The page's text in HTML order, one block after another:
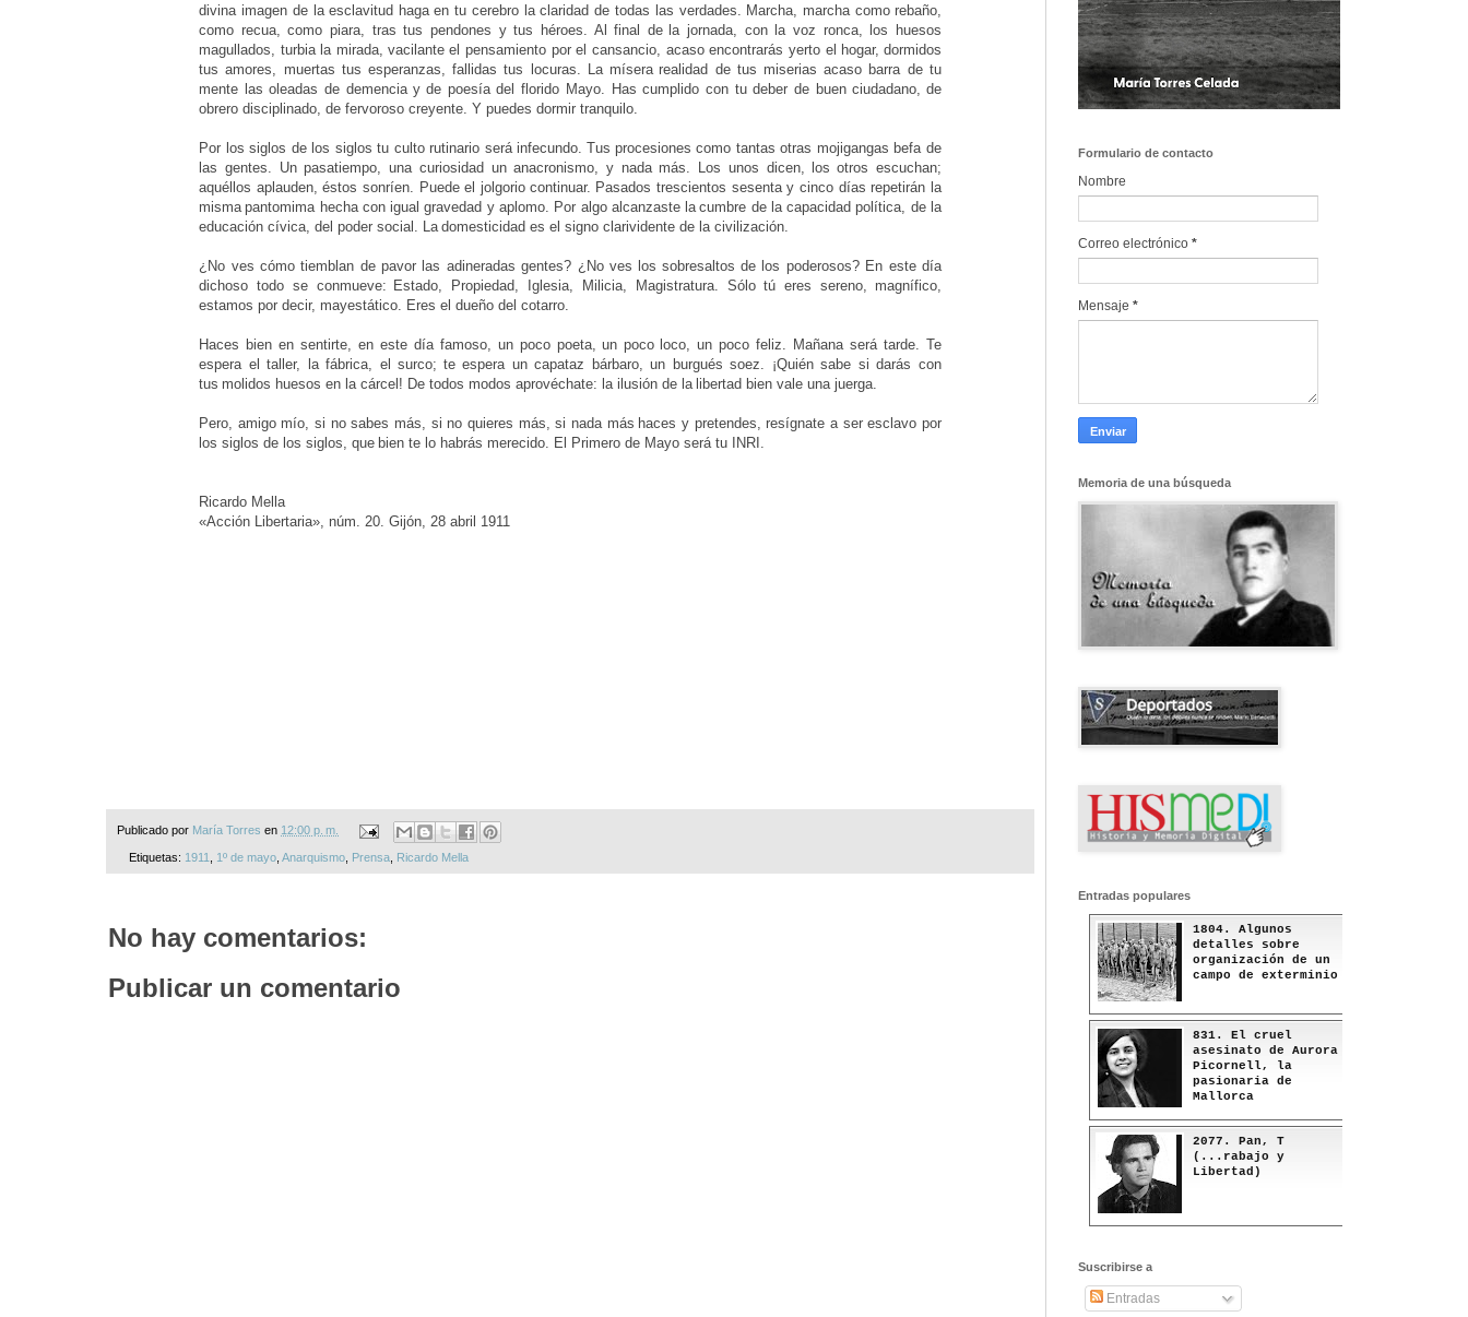
divina imagen de la esclavitud haga en tu cerebro la claridad de todas las verdades. Marcha, marcha como rebaño,
como recua, como piara, tras tus pendones y tus héroes. Al final de la jornada, con la voz ronca, los huesos
magullados, turbia la mirada, vacilante el pensamiento por el cansancio, acaso encontrarás yerto el hogar, dormidos
tus amores, muertas tus esperanzas, fallidas tus locuras. La mísera realidad de tus miserias acaso barra de tu
mente las oleadas de demencia y de poesía del florido Mayo. Has cumplido con tu deber de buen ciudadano, de
obrero disciplinado, de fervoroso creyente. Y puedes dormir tranquilo.
Por los siglos de los siglos tu culto rutinario será infecundo. Tus procesiones como tantas otras mojigangas befa de
las gentes. Un pasatiempo, una curiosidad un anacronismo, y nada más. Los unos dicen, los otros escuchan;
aquéllos aplauden, éstos sonríen. Puede el jolgorio continuar. Pasados trescientos sesenta y cinco días repetirán la
misma pantomima hecha con igual gravedad y aplomo. Por algo alcanzaste la cumbre de la capacidad política, de la
educación cívica, del poder social. La domesticidad es el signo clarividente de la civilización.
¿No ves cómo tiemblan de pavor las adineradas gentes? ¿No ves los sobresaltos de los poderosos? En este día
dichoso todo se conmueve: Estado, Propiedad, Iglesia, Milicia, Magistratura. Sólo tú eres sereno, magnífico,
estamos por decir, mayestático. Eres el dueño del cotarro.
Haces bien en sentirte, en este día famoso, un poco poeta, un poco loco, un poco feliz. Mañana será tarde. Te
espera el taller, la fábrica, el surco; te espera un capataz bárbaro, un burgués soez. ¡Quién sabe si darás con
tus molidos huesos en la cárcel! De todos modos aprovéchate: la ilusión de la libertad bien vale una juerga.
Pero, amigo mío, si no sabes más, si no quieres más, si nada más haces y pretendes, resígnate a ser esclavo por
los siglos de los siglos, que bien te lo habrás merecido. El Primero de Mayo será tu INRI.
Ricardo Mella
«Acción Libertaria», núm. 20. Gijón, 28 abril 1911
Publicado por María Torres en 12:00 p. m.
Etiquetas: 1911 1º de mayo, Anarquismo, Prensa, Ricardo Mella
No hay comentarios:
Publicar un comentario
Formulario de contacto
Nombre
Correo electrónico *
Mensaje *
Memoria de una búsqueda
Entradas populares
1804. Algunos
detalles sobre
organización de un
campo de exterminio
831. El cruel
asesinato de Aurora
Picornell, la
pasionaria de
Mallorca
2077. Pan, T
(...rabajo y
Libertad)
Suscribirse a
Entradas